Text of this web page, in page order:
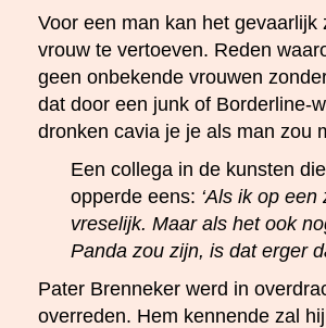
Voor een man kan het
vrouw te vertoeven. Reden
geen onbekende vrouwen
dat door een junk of Borderline-
dronken cavia je je als man zou
Een collega in de kunsten
opperde eens: ‘Als ik op
vreselijk. Maar als het ook
Panda zou zijn, is dat erger
Pater Brenneker werd in
overreden. Hem kennende zal